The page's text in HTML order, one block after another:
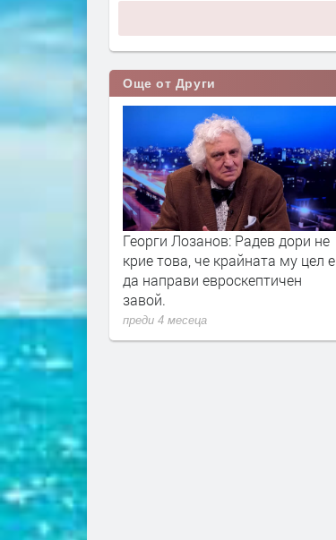
Още от Други
Георги Лозанов: Радев дори не
крие това, че крайната му цел е
да направи евроскептичен
завой.
преди 4 месеца